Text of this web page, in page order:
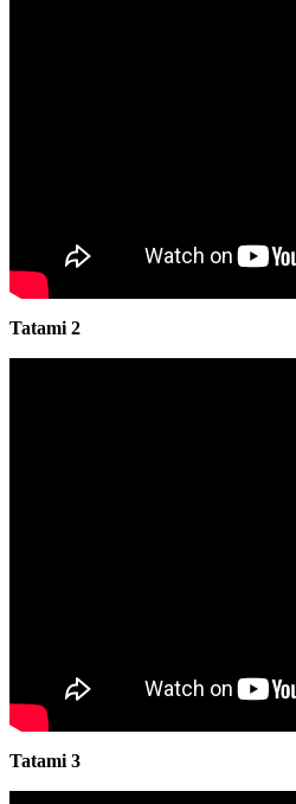
Tatami 2
Tatami 3